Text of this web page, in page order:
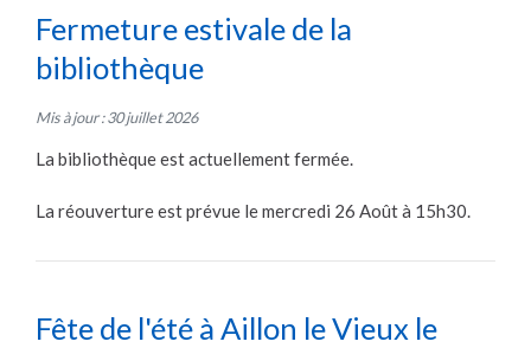
Fermeture estivale de la
bibliothèque
Mis à jour : 30 juillet 2026
La bibliothèque est actuellement fermée.
La réouverture est prévue le mercredi 26 Août à 15h30.
Fête de l'été à Aillon le Vieux le